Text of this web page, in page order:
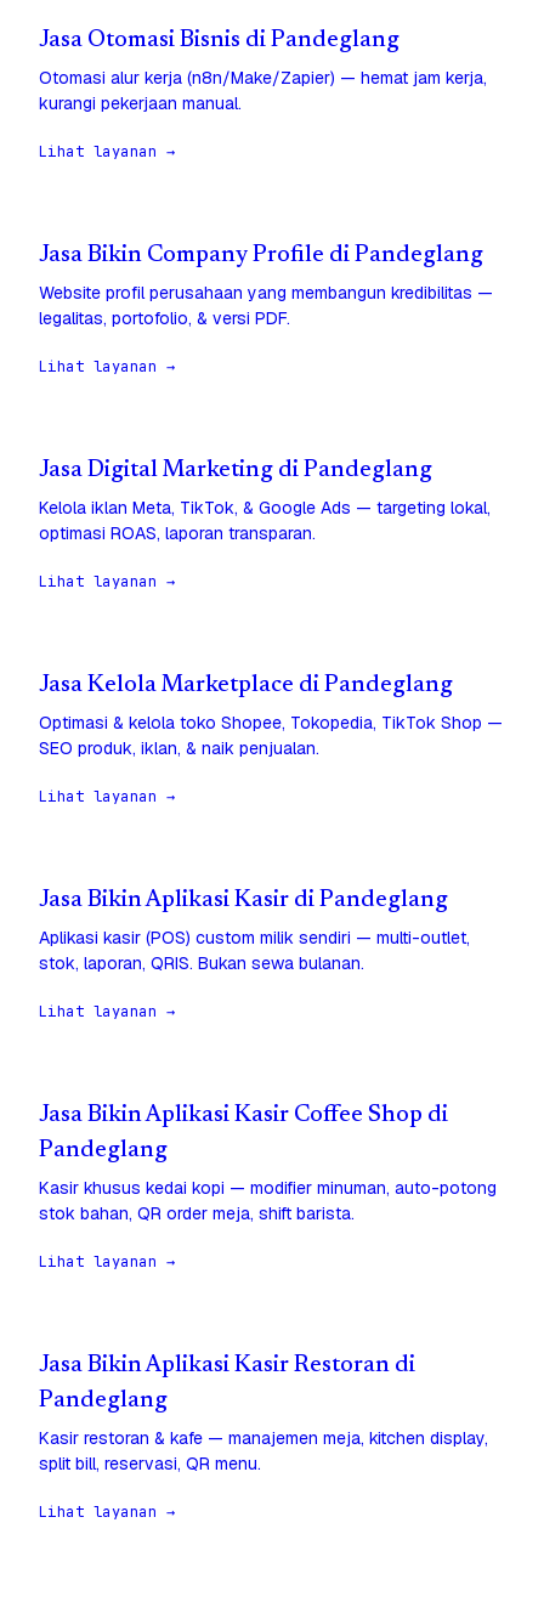
Jasa Otomasi Bisnis di Pandeglang
Otomasi alur kerja (n8n/Make/Zapier) — hemat jam kerja,
kurangi pekerjaan manual.
Lihat layanan →
Jasa Bikin Company Profile di Pandeglang
Website profil perusahaan yang membangun kredibilitas —
legalitas, portofolio, & versi PDF.
Lihat layanan →
Jasa Digital Marketing di Pandeglang
Kelola iklan Meta, TikTok, & Google Ads — targeting lokal,
optimasi ROAS, laporan transparan.
Lihat layanan →
Jasa Kelola Marketplace di Pandeglang
Optimasi & kelola toko Shopee, Tokopedia, TikTok Shop —
SEO produk, iklan, & naik penjualan.
Lihat layanan →
Jasa Bikin Aplikasi Kasir di Pandeglang
Aplikasi kasir (POS) custom milik sendiri — multi-outlet,
stok, laporan, QRIS. Bukan sewa bulanan.
Lihat layanan →
Jasa Bikin Aplikasi Kasir Coffee Shop di
Pandeglang
Kasir khusus kedai kopi — modifier minuman, auto-potong
stok bahan, QR order meja, shift barista.
Lihat layanan →
Jasa Bikin Aplikasi Kasir Restoran di
Pandeglang
Kasir restoran & kafe — manajemen meja, kitchen display,
split bill, reservasi, QR menu.
Lihat layanan →